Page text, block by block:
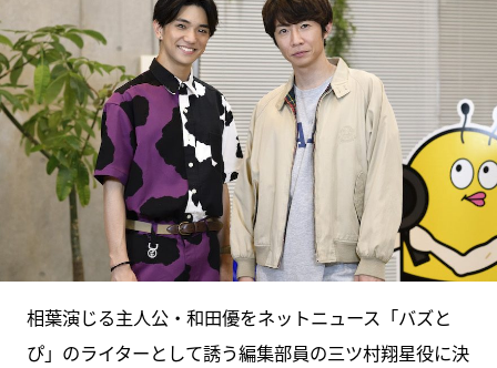
相葉演じる主人公・和田優をネットニュース「バズと
ぴ」のライターとして誘う編集部員の三ツ村翔星役に決